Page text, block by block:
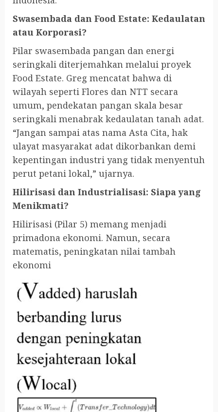
Swasembada dan Food Estate: Kedaulatan
atau Korporasi?
Pilar swasembada pangan dan energi
seringkali diterjemahkan melalui proyek
Food Estate. Greg mencatat bahwa di
wilayah seperti Flores dan NTT secara
umum, pendekatan pangan skala besar
seringkali menabrak kedaulatan tanah adat.
“Jangan sampai atas nama Asta Cita, hak
ulayat masyarakat adat dikorbankan demi
kepentingan industri yang tidak menyentuh
perut petani lokal,” ujarnya.
Hilirisasi dan Industrialisasi: Siapa yang
Menikmati?
Hilirisasi (Pilar 5) memang menjadi
primadona ekonomi. Namun, secara
matematis, peningkatan nilai tambah
ekonomi